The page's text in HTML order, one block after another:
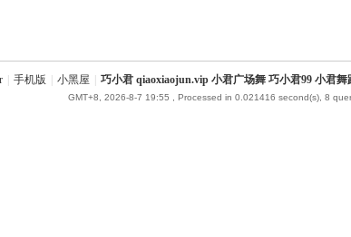
手机版 小黑屋 巧小君 qiaoxiaojun.vip 小君广场舞 巧小君99 小君舞
GMT+8, 2026-8-7 19:55 , Processed in 0.021416 second(s), 8